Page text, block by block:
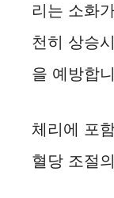
리는 소화
천히 상승
을 예방합
체리에 포
혈당 조절